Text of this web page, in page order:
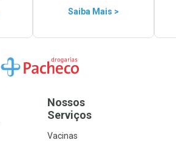
Saiba Mais >
Ir para a Home
Nossos
Serviços
Vacinas